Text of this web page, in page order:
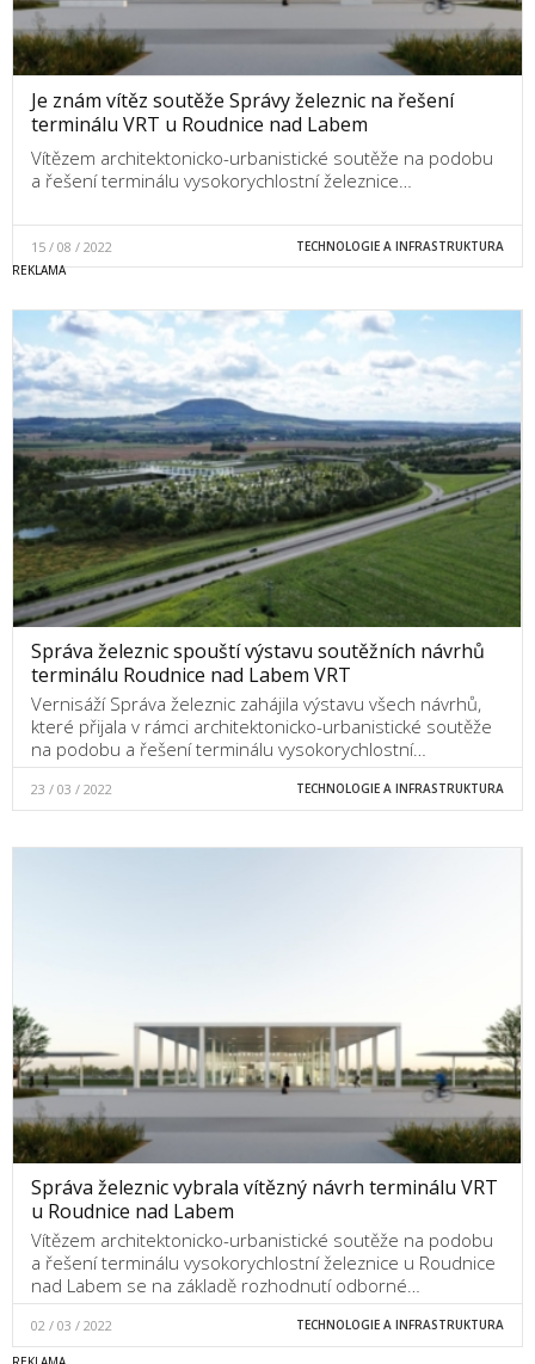
Je znám vítěz soutěže Správy železnic na řešení
terminálu VRT u Roudnice nad Labem
Vítězem architektonicko-urbanistické soutěže na podobu
a řešení terminálu vysokorychlostní železnice…
15 / 08 / 2022 TECHNOLOGIE A INFRASTRUKTURA
Správa železnic spouští výstavu soutěžních návrhů
terminálu Roudnice nad Labem VRT
Vernisáží Správa železnic zahájila výstavu všech návrhů,
které přijala v rámci architektonicko-urbanistické soutěže
na podobu a řešení terminálu vysokorychlostní…
23 / 03 / 2022 TECHNOLOGIE A INFRASTRUKTURA
Správa železnic vybrala vítězný návrh terminálu VRT
u Roudnice nad Labem
Vítězem architektonicko-urbanistické soutěže na podobu
a řešení terminálu vysokorychlostní železnice u Roudnice
nad Labem se na základě rozhodnutí odborné…
02 / 03 / 2022 TECHNOLOGIE A INFRASTRUKTURA